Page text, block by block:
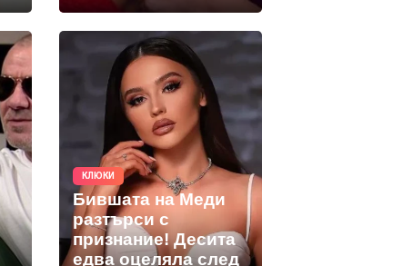
КЛЮКИ
Бившата на Меди
разтърси с
признание! Десита
едва оцеляла след